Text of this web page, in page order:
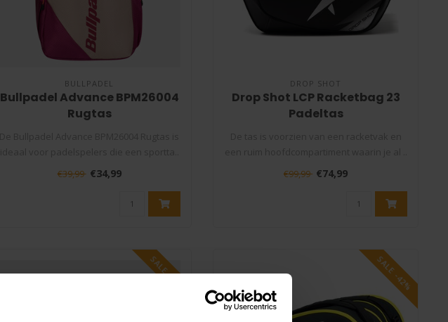
BULLPADEL
Bullpadel Advance BPM26004
Rugtas
€39,99 €34,99
DROP SHOT
Drop Shot LCP Racketbag 23
Padeltas
€99,99 €74,99
SALE -27% SALE -42%